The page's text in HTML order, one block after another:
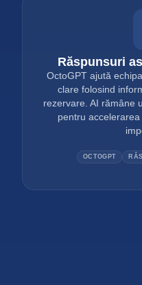
Răspunsuri
OctoGPT ajută
clare folosind
rezervare. AI rămâne
pentru
OCTOGPT